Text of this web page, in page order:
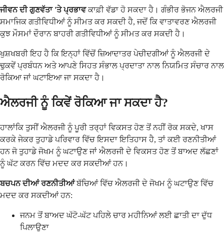
ਜੀਵਨ ਦੀ ਗੁਣਵੱਤਾ 'ਤੇ ਪ੍ਰਭਾਵਕਾਫ਼ੀ ਵੱਡਾ ਹੋ ਸਕਦਾ ਹੈ। ਗੰਭੀਰ ਭੋਜਨ ਐਲਰਜੀ
ਸਮਾਜਿਕ ਗਤੀਵਿਧੀਆਂ ਨੂੰ ਸੀਮਤ ਕਰ ਸਕਦੀ ਹੈ, ਜਦੋਂ ਕਿ ਵਾਤਾਵਰਣ ਐਲਰਜੀ
ਕੁਝ ਮੌਸਮਾਂ ਦੌਰਾਨ ਬਾਹਰੀ ਗਤੀਵਿਧੀਆਂ ਨੂੰ ਸੀਮਤ ਕਰ ਸਕਦੀ ਹੈ।
ਖੁਸ਼ਖਬਰੀ ਇਹ ਹੈ ਕਿ ਇਨ੍ਹਾਂ ਵਿੱਚੋਂ ਜ਼ਿਆਦਾਤਰ ਪੇਚੀਦਗੀਆਂ ਨੂੰ ਐਲਰਜੀ ਦੇ
ਢੁਕਵੇਂ ਪ੍ਰਬੰਧਨ ਅਤੇ ਆਪਣੇ ਸਿਹਤ ਸੰਭਾਲ ਪ੍ਰਦਾਤਾ ਨਾਲ ਨਿਯਮਿਤ ਸੰਚਾਰ ਨਾਲ
ਰੋਕਿਆ ਜਾਂ ਘਟਾਇਆ ਜਾ ਸਕਦਾ ਹੈ।
ਐਲਰਜੀ ਨੂੰ ਕਿਵੇਂ ਰੋਕਿਆ ਜਾ ਸਕਦਾ ਹੈ?
ਹਾਲਾਂਕਿ ਤੁਸੀਂ ਐਲਰਜੀ ਨੂੰ ਪੂਰੀ ਤਰ੍ਹਾਂ ਵਿਕਸਤ ਹੋਣ ਤੋਂ ਨਹੀਂ ਰੋਕ ਸਕਦੇ, ਖਾਸ
ਕਰਕੇ ਜੇਕਰ ਤੁਹਾਡੇ ਪਰਿਵਾਰ ਵਿੱਚ ਇਸਦਾ ਇਤਿਹਾਸ ਹੈ, ਤਾਂ ਕਈ ਰਣਨੀਤੀਆਂ
ਹਨ ਜੋ ਤੁਹਾਡੇ ਜੋਖਮ ਨੂੰ ਘਟਾਉਣ ਜਾਂ ਐਲਰਜੀ ਦੇ ਵਿਕਸਤ ਹੋਣ ਤੋਂ ਬਾਅਦ ਲੱਛਣਾਂ
ਨੂੰ ਘੱਟ ਕਰਨ ਵਿੱਚ ਮਦਦ ਕਰ ਸਕਦੀਆਂ ਹਨ।
ਬਚਪਨ ਦੀਆਂ ਰਣਨੀਤੀਆਂਬੱਚਿਆਂ ਵਿੱਚ ਐਲਰਜੀ ਦੇ ਜੋਖਮ ਨੂੰ ਘਟਾਉਣ ਵਿੱਚ
ਮਦਦ ਕਰ ਸਕਦੀਆਂ ਹਨ:
ਜਨਮ ਤੋਂ ਬਾਅਦ ਘੱਟੋ-ਘੱਟ ਪਹਿਲੇ ਚਾਰ ਮਹੀਨਿਆਂ ਲਈ ਛਾਤੀ ਦਾ ਦੁੱਧ
ਪਿਲਾਉਣਾ